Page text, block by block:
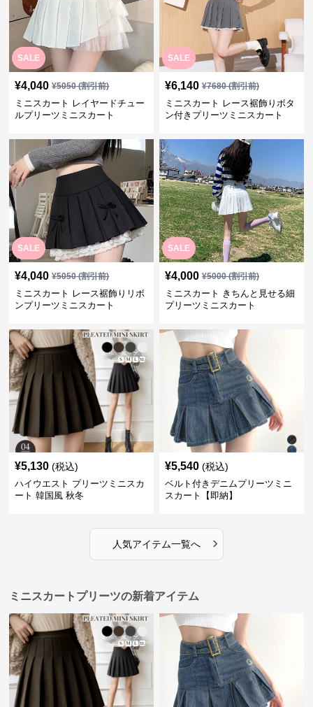
SALE
¥4,040 ¥5050(割引前)
ミニスカート レイヤードチュー
ルプリーツミニスカート
SALE
¥6,140 ¥7680(割引前)
ミニスカート レース裾飾りボタ
ン付きプリーツミニスカート
SALE
¥4,040 ¥5050(割引前)
ミニスカート レース裾飾りリボ
ンプリーツミニスカート
SALE
¥4,000 ¥5000(割引前)
ミニスカート きちんと見せる細
プリーツミニスカート
¥5,130 (税込)
ハイウエスト プリーツミニスカ
ート 韓国風 秋冬
¥5,540 (税込)
ベルト付きデニムプリーツミニ
スカート【即納】
人気アイテム一覧へ ›
ミニスカートプリーツの新着アイテム